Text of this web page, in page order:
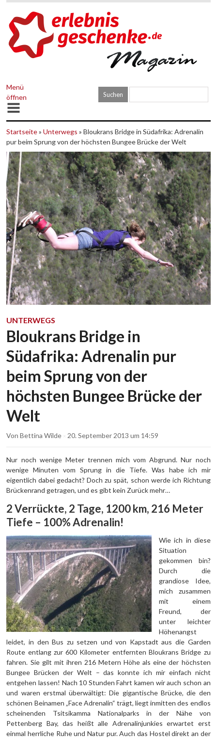
Menü
öffnen
Startseite»Unterwegs » Bloukrans Bridge in Südafrika: Adrenalin
pur beim Sprung von der höchsten Bungee Brücke der Welt
UNTERWEGS
Bloukrans Bridge in
Südafrika: Adrenalin pur
beim Sprung von der
höchsten Bungee Brücke der
Welt
VonBettina Wilde 20. September 2013 um 14:59
Nur noch wenige Meter trennen mich vom Abgrund. Nur noch
wenige Minuten vom Sprung in die Tiefe. Was habe ich mir
eigentlich dabei gedacht? Doch zu spät, schon werde ich Richtung
Brückenrand getragen, und es gibt kein Zurück mehr…
2 Verrückte, 2 Tage, 1200 km, 216 Meter
Tiefe – 100% Adrenalin!
Wie ich in diese
Situation
gekommen bin?
Durch die
grandiose Idee,
mich zusammen
mit einem
Freund, der
unter leichter
Höhenangst
leidet, in den Bus zu setzen und von Kapstadt aus die Garden
Route entlang zur 600 Kilometer entfernten Bloukrans Bridge zu
fahren. Sie gilt mit ihren 216 Metern Höhe als eine der höchsten
Bungee Brücken der Welt – das konnte ich mir einfach nicht
entgehen lassen! Nach 10 Stunden Fahrt kamen wir auch schon an
und waren erstmal überwältigt: Die gigantische Brücke, die den
schönen Beinamen „Face Adrenalin“ trägt, liegt inmitten des endlos
scheinenden Tsitsikamma Nationalparks in der Nähe von
Pettenberg Bay, das heißt alle Adrenalinjunkies erwartet erst
einmal herrliche Ruhe und Natur pur. Auch das Hostel direkt an der